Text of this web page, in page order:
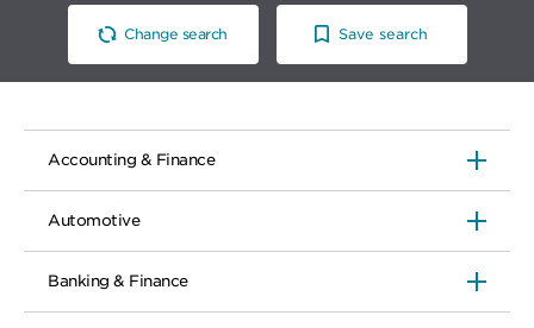
Change search Save search
Accounting & Finance
Automotive
Banking & Finance